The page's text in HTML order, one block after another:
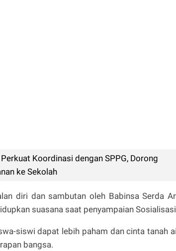
Koordinasi dengan SPPG, Dorong
ke Sekolah
diri dan sambutan oleh Babinsa Serda
suasana saat penyampaian
siswi dapat lebih paham dan cinta tanah
bangsa.